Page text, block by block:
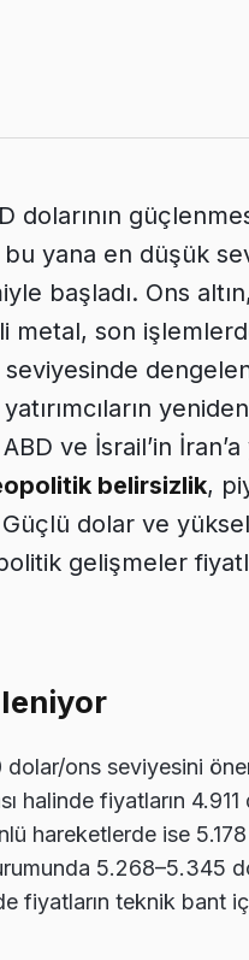
dolarının
yana en düşük
başladı. Ons
metal, son
ve İsrail’in
belirsizlik,
dolar ve
gelişmeler
ons seviyesini
halinde fiyatların
hareketlerde ise
5.268–5.345
fiyatların teknik bant